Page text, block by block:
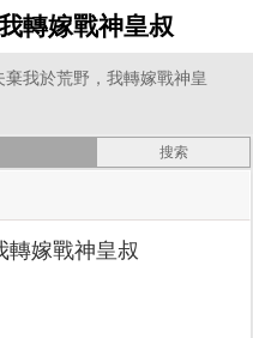
轉嫁戰神皇叔
棄我於荒野，我轉嫁戰神皇
轉嫁戰神皇叔